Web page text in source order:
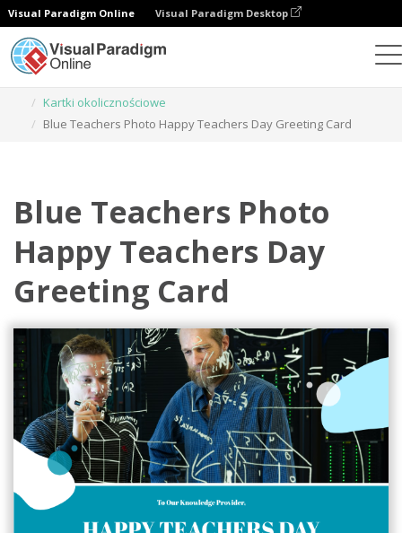
Visual Paradigm Online Visual Paradigm Desktop
Kartki okolicznościowe
Blue Teachers Photo Happy Teachers Day Greeting Card
Blue Teachers Photo
Happy Teachers Day
Greeting Card